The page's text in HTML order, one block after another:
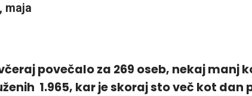
maja
povečalo za 269 oseb, nekaj manj
1.965, kar je skoraj sto več kot dan